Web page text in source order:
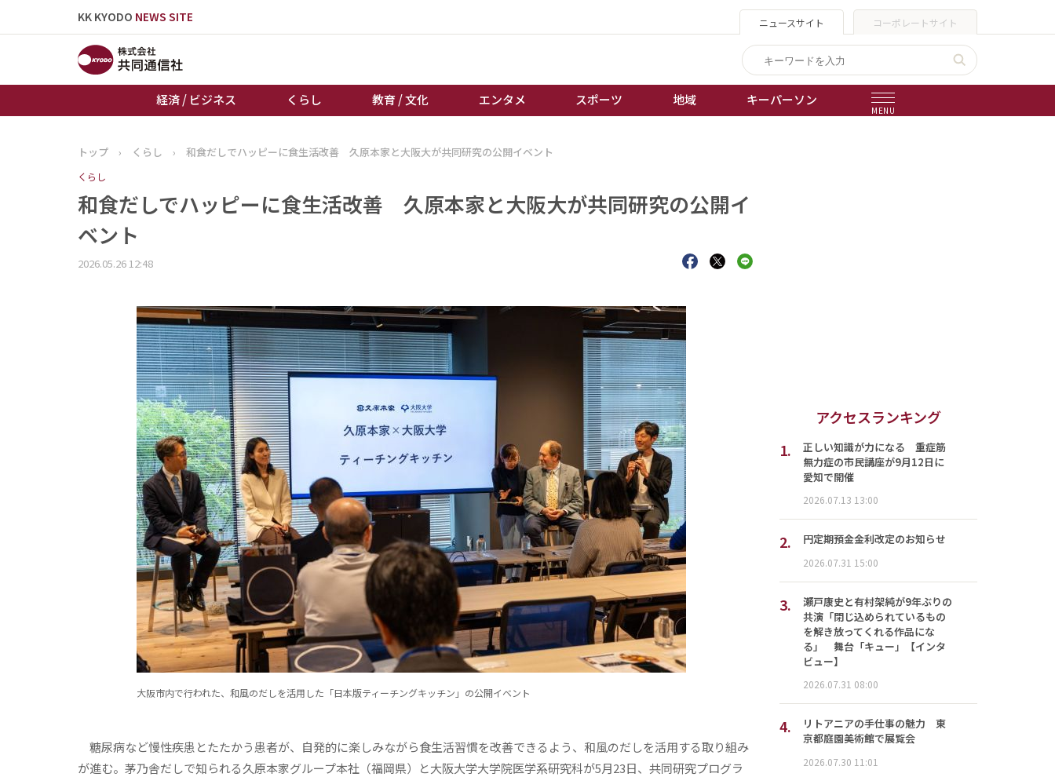
KK KYODO NEWS SITE ニュースサイト コーポレートサイト
経済 / ビジネス くらし 教育 / 文化 エンタメ スポーツ 地域 キーパーソン
MENU
トップページ
経済 / ビジネス
教育 / 文化
キーパーソン
オートレース
女流本因坊戦
トップ › くらし › 和食だしでハッピーに食生活改善 久原本家と大阪大が共同研究の公開イベント
くらし
和食だしでハッピーに食生活改善 久原本家と大阪大が共同研究の公開イ
ベント
2026.05.26 12:48
大阪市内で行われた、和風のだしを活用した「日本版ティーチングキッチン」の公開イベント
糖尿病など慢性疾患とたたかう患者が、自発的に楽しみながら食生活習慣を改善できるよう、和風のだしを活用する取り組み
が進む。茅乃舎だしで知られる久原本家グループ本社（福岡県）と大阪大学大学院医学系研究科が5月23日、共同研究プログラ
アクセスランキング
1.
正しい知識が力になる 重症筋
無力症の市民講座が9月12日に
愛知で開催
2026.07.13 13:00
2. 円定期預金金利改定のお知らせ
2026.07.31 15:00
3.
瀬戸康史と有村架純が9年ぶりの
共演「閉じ込められているもの
を解き放ってくれる作品にな
る」 舞台「キュー」【インタ
ビュー】
2026.07.31 08:00
4.
リトアニアの手仕事の魅力 東
京都庭園美術館で展覧会
2026.07.30 11:01